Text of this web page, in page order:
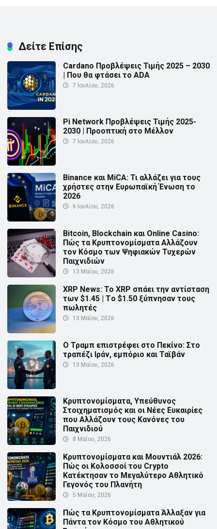
Δείτε Επίσης
Cardano Προβλέψεις Τιμής 2025 – 2030
| Που θα φτάσει το ADA
7 Ιουλίου, 2026
Pi Network Προβλέψεις Τιμής 2025-
2030 | Προοπτική στο Μέλλον
7 Ιουλίου, 2026
Binance και MiCA: Τι αλλάζει για τους
χρήστες στην Ευρωπαϊκή Ένωση το
2026
6 Ιουλίου, 2026
Bitcoin, Blockchain και Online Casino:
Πώς τα Κρυπτονομίσματα Αλλάζουν
τον Κόσμο των Ψηφιακών Τυχερών
Παιχνιδιών
13 Μαΐου, 2026
XRP News: Το XRP σπάει την αντίσταση
των $1.45 | Τo $1.50 ξύπνησαν τους
πωλητές
13 Μαΐου, 2026
Ο Τραμπ επιστρέφει στο Πεκίνο: Στο
τραπέζι Ιράν, εμπόριο και Ταϊβάν
13 Μαΐου, 2026
Κρυπτονομίσματα, Υπεύθυνος
Στοιχηματισμός και οι Νέες Ευκαιρίες
που Αλλάζουν τους Κανόνες του
Παιχνιδιού
8 Μαΐου, 2026
Κρυπτονομίσματα και Μουντιάλ 2026:
Πώς οι Κολοσσοί του Crypto
Κατέκτησαν το Μεγαλύτερο Αθλητικό
Γεγονός του Πλανήτη
5 Μαΐου, 2026
Πώς τα Κρυπτονομίσματα Άλλαξαν για
Πάντα τον Κόσμο του Αθλητικού